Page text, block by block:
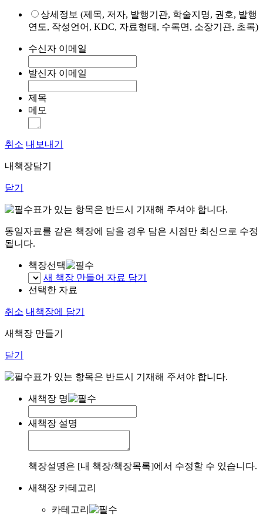
상세정보 (제목, 저자, 발행기관, 학술지명, 권호, 발행
연도, 작성언어, KDC, 자료형태, 수록면, 소장기관, 초록)
수신자 이메일
발신자 이메일
제목
메모
취소 내보내기
내책장담기
닫기
표가 있는 항목은 반드시 기재해 주셔야 합니다.
동일자료를 같은 책장에 담을 경우 담은 시점만 최신으로 수정
됩니다.
책장선택
새 책장 만들어 자료 담기
선택한 자료
취소 내책장에 담기
새책장 만들기
닫기
표가 있는 항목은 반드시 기재해 주셔야 합니다.
새책장 명
새책장 설명
책장설명은 [내 책장/책장목록]에서 수정할 수 있습니다.
새책장 카테고리
카테고리